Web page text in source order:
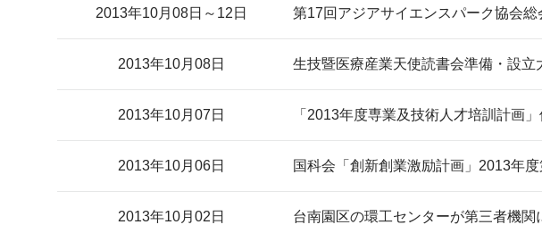
2013年10月08日～12日 第17回アジアサイエンスパーク協会
2013年10月08日 生技暨医療産業天使読書会準備・設立
2013年10月07日 「2013年度専業及技術人才培訓計画
2013年10月06日 国科会「創新創業激励計画」2013年
2013年10月02日 台南園区の環工センターが第三者機